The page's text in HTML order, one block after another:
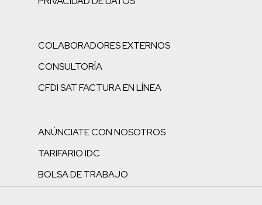
COLABORADORES EXTERNOS
CONSULTORÍA
CFDI SAT FACTURA EN LÍNEA
ANÚNCIATE CON NOSOTROS
TARIFARIO IDC
BOLSA DE TRABAJO